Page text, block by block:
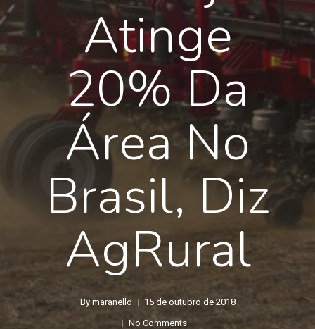
Atinge
20% Da
Área No
Brasil, Diz
AgRural
By maranello
15 de outubro de 2018
No Comments